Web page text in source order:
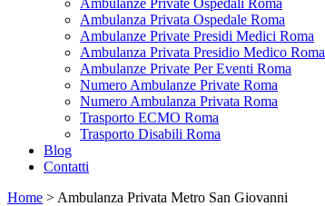
Ambulanze Private Ospedali Roma
Ambulanza Privata Ospedale Roma
Ambulanze Private Presidi Medici Roma
Ambulanza Privata Presidio Medico Roma
Ambulanze Private Per Eventi Roma
Numero Ambulanze Private Roma
Numero Ambulanza Privata Roma
Trasporto ECMO Roma
Trasporto Disabili Roma
Blog
Contatti
Home > Ambulanza Privata Metro San Giovanni